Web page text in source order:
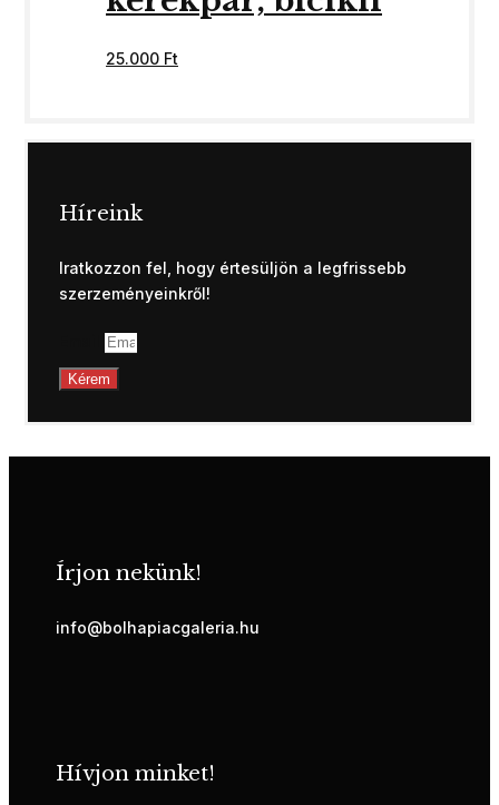
25.000 Ft
Híreink
Iratkozzon fel, hogy értesüljön a legfrissebb
szerzeményeinkről!
Kérem
Írjon nekünk!
info@bolhapiacgaleria.hu
Hívjon minket!